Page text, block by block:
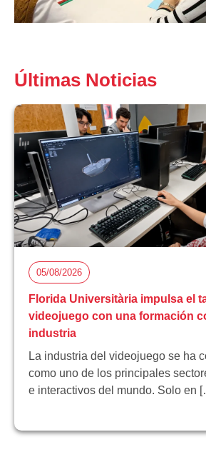
Últimas Noticias
05/08/2026
Florida Universitària impulsa el
videojuego con una formación
industria
La industria del videojuego se ha
como uno de los principales
e interactivos del mundo. Solo en